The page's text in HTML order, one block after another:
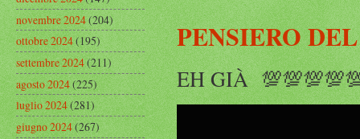
PENSIERO
EH GIÀ
novembre 2024(204)
ottobre 2024(195)
settembre 2024(211)
agosto 2024(225)
luglio 2024(281)
giugno 2024(267)